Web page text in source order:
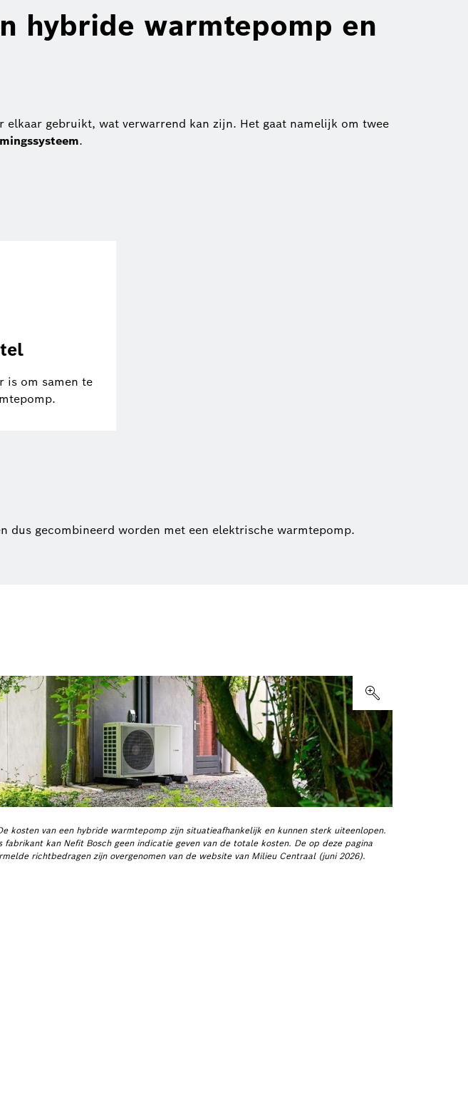
hybride warmtepomp en
gebruikt, wat verwarrend kan zijn. Het gaat namelijk om twee
.
is om samen te
dus gecombineerd worden met een elektrische warmtepomp.
kosten van een hybride warmtepomp zijn situatieafhankelijk en kunnen sterk uiteenlopen.
fabrikant kan Nefit Bosch geen indicatie geven van de totale kosten. De op deze pagina
richtbedragen zijn overgenomen van de website van Milieu Centraal (juni 2026).